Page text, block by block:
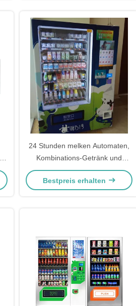
24 Stunden melken Automaten,
Kombinations-Getränk und
Imbiss-Automaten
Bestpreis erhalten